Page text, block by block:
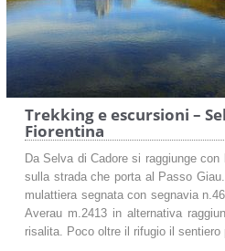
Trekking e escursioni –
Fiorentina
Da Selva di Cadore si raggiunge
sulla strada che porta al Passo
mulattiera segnata con segnavia
Averau m.2413 in alternativa
risalita. Poco oltre il rifugio il sentiero